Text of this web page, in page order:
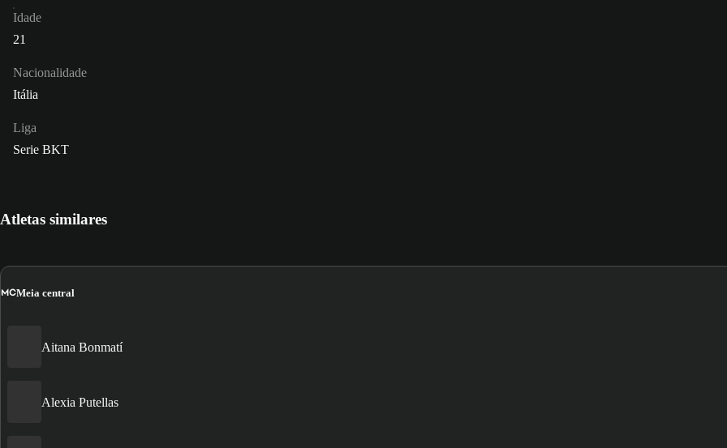
Idade
21
Nacionalidade
Itália
Liga
Serie BKT
Atletas similares
MCMeia central
Aitana Bonmatí
Alexia Putellas